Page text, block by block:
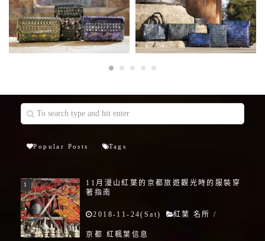
Popular Posts Tags
11月漫山紅葉的京都旅遊觀光時的服裝穿
著指南
2018-11-24(Sat) 紅葉 名所 /
京都 紅楓葉信息